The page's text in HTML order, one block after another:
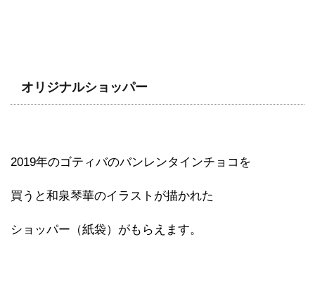
オリジナルショッパー
2019年のゴティバのバンレンタインチョコを
買うと和泉琴華のイラストが描かれた
ショッパー（紙袋）がもらえます。